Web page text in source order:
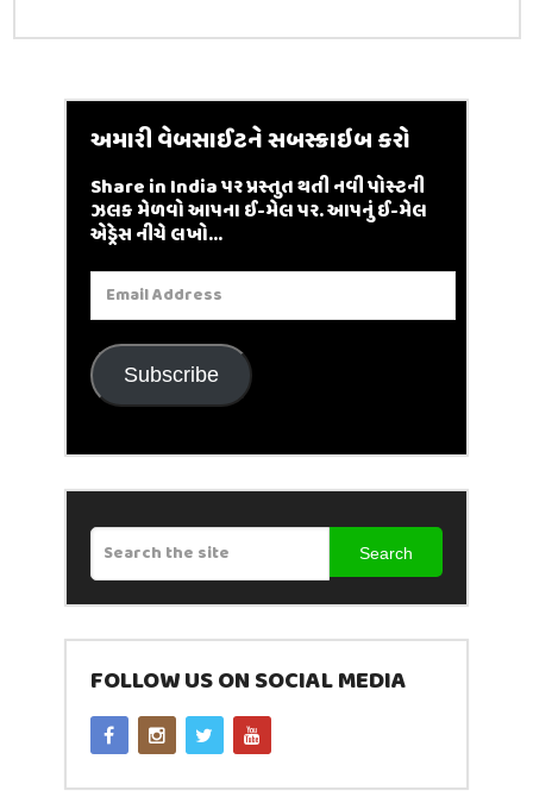
અમારી વેબસાઈટને સબસ્ક્રાઇબ કરો
Share in India પર પ્રસ્તુત થતી નવી પોસ્ટની
ઝલક મેળવો આપના ઈ-મેલ પર. આપનું ઈ-મેલ
એડ્રેસ નીચે લખો...
Email
Address
Subscribe
Search
FOLLOW US ON SOCIAL MEDIA